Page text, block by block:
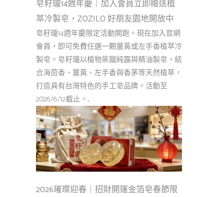
皂籽瓏14週年慶｜加入會員立即贈送植
萃冷製皂，ZOZILO 好朋友園地開放中
皂籽瓏14週年慶限定活動開跑。現在加入官網
會員，即可免費任選一顆薑黃或左手香植萃冷
製皂。皂籽瓏以植物蒸餾純露與精油製皂，結
合海茴香、薑黃、左手香與香茅等天然植萃，
打造具有台灣特色的手工皂品牌。活動至
2026/6/12截止。...
2026璀璨迎春｜招財開運金箔皂春節限